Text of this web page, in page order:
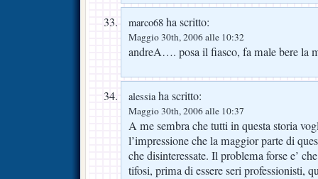
marco68 ha scritto:
Maggio 30th, 2006 alle 10:32
andreA…. posa il fiasco, fa male bere la
alessiaha scritto:
Maggio 30th, 2006 alle 10:37
A me sembra che tutti in questa storia
l’impressione che la maggior parte di
che disinteressate. Il problema forse e’
tifosi, prima di essere seri professionisti,